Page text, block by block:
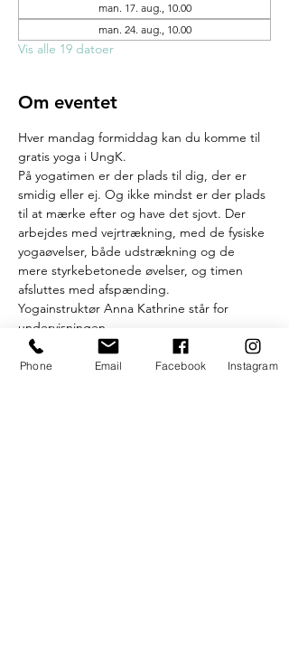
man. 17. aug., 10.00
man. 24. aug., 10.00
Vis alle 19 datoer
Om eventet
Hver mandag formiddag kan du komme til
gratis yoga i UngK.
På yogatimen er der plads til dig, der er
smidig eller ej. Og ikke mindst er der plads
til at mærke efter og have det sjovt. Der
arbejdes med vejrtrækning, med de fysiske
yogaøvelser, både udstrækning og de
mere styrkebetonede øvelser, og timen
afsluttes med afspænding.
Yogainstruktør Anna Kathrine står for
undervisningen.
Efter timen onsdagen serverer vi gratis
kaffe, te og hjemmebagte boller.
Phone Email Facebook Instagram